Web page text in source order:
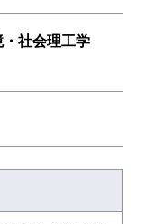
社会理工学
環境・社会